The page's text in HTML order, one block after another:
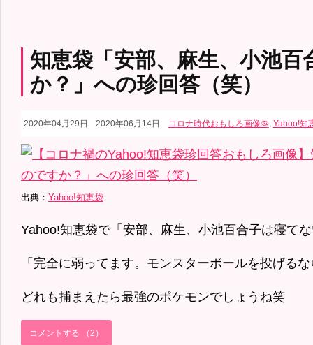
知恵袋「安部、麻生、小池
か？」への珍回答（笑）
2020年04月29日 2020年06月14日 コロナ時代おもしろ画像🦠, Yahoo!知
出典： Yahoo!知恵袋
Yahoo!知恵袋で「安部、麻生、小池百合子は寝て
「完全に弱ってます。モンスターボールを投げる
どれも捕まえたら最強のポケモンでしょうね笑
コメントする （2）